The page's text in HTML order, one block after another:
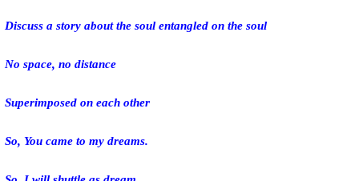
Discuss a story about the soul entangled on the soul
No space, no distance
Superimposed on each other
So, You came to my dreams.